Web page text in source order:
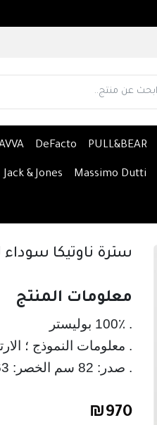
PULL&BEAR
DeFacto
Massimo Dutti
Jack & Jones
سترة ناوتيكا سوداء
معلومات المنتج
. معلومات النموذج ؛ الارتفاع:
. صدر: 82 سم الخصر: 63 سم الوركين: 89 سم
₪970